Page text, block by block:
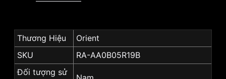
Thương Hiệu
Orient
SKU
RA-AA0B05R19B
Đối tượng sử